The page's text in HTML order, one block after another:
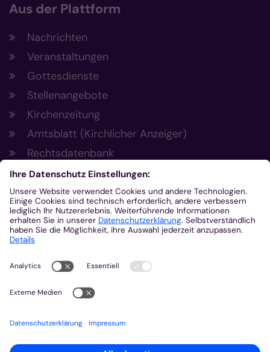
Aus der Plattform
Nachrichten
Veranstaltungen
Gottesdienste
Stellenangebote
Kirchenzeitung
Amtsblatt (Kirchlicher Anzeiger)
Rechtsdatenbank
Meldestelle gemäß Hinweisgeberschutzgesetz
Kontakt
+49 241 452-0
kommunikation@bistum-aachen.de
www.bistum-aachen.de